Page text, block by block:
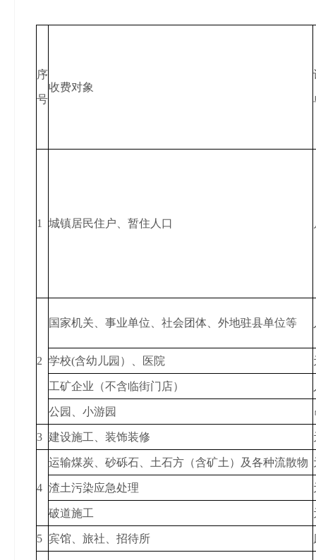
序
号
收费对象
1 城镇居民住户、暂住人口
2
国家机关、事业单位、社会团体、外地驻县单位等
学校(含幼儿园）、医院
工矿企业（不含临街门店）
公园、小游园
3 建设施工、装饰装修
4
运输煤炭、砂砾石、土石方（含矿土）及各种流散物
渣土污染应急处理
破道施工
5 宾馆、旅社、招待所